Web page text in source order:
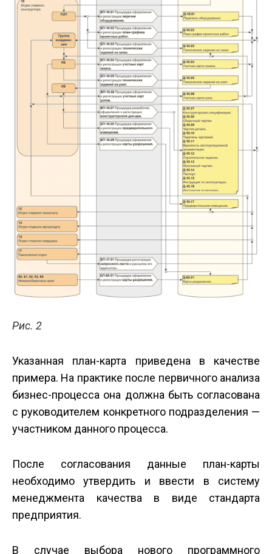
Рис. 2
Указанная план-карта приведена в качестве
примера. На практике после первичного анализа
бизнес-процесса она должна быть согласована
с руководителем конкретного подразделения —
участником данного процесса.
После согласования данные план-карты
необходимо утвердить и ввести в систему
менеджмента качества в виде стандарта
предприятия.
В случае выбора нового программного